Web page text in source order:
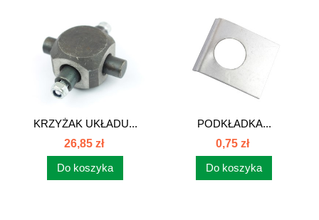
KRZYŻAK UKŁADU...
26,85 zł
Do koszyka
PODKŁADKA...
0,75 zł
Do koszyka